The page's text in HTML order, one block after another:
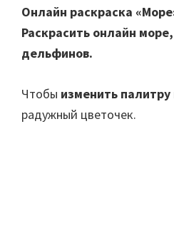
Онлайн раскраска
Раскрасить онлайн
дельфинов.
Чтобы изменить палитру
радужный цветочек.